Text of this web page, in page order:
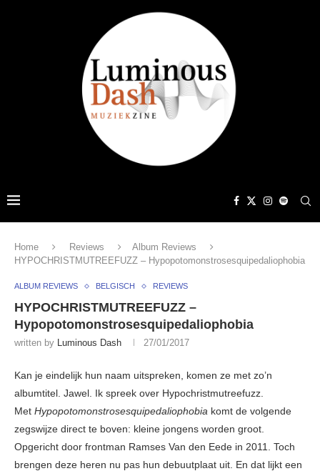
Home Reviews
Album Reviews
HYPOCHRISTMUTREEFUZZ – Hypopotomonstrosesquipedaliophobia
ALBUM REVIEWS BELGISCH REVIEWS
HYPOCHRISTMUTREEFUZZ –
Hypopotomonstrosesquipedaliophobia
written by Luminous Dash 27/01/2017
Kan je eindelijk hun naam uitspreken, komen ze met zo’n
albumtitel. Jawel. Ik spreek over Hypochristmutreefuzz.
Met Hypopotomonstrosesquipedaliophobia komt de volgende
zegswijze direct te boven: kleine jongens worden groot.
Opgericht door frontman Ramses Van den Eede in 2011. Toch
brengen deze heren nu pas hun debuutplaat uit. En dat lijkt een